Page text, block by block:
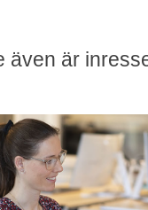
även är